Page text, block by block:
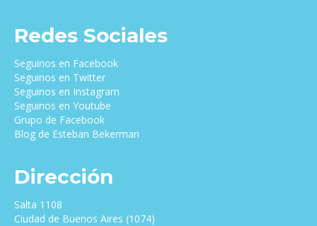
Redes Sociales
Seguinos en Facebook
Seguinos en Twitter
Seguinos en Instagram
Seguinos en Youtube
Grupo de Facebook
Blog de Esteban Bekerman
Dirección
Salta 1108
Ciudad de Buenos Aires (1074)